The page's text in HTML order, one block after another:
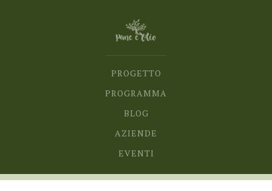
PROGETTO
PROGRAMMA
BLOG
AZIENDE
EVENTI